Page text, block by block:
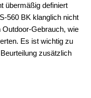
übermäßig definiert
560 BK klanglich nicht
Gebrauch, wie
Es ist wichtig zu
zusätzlich